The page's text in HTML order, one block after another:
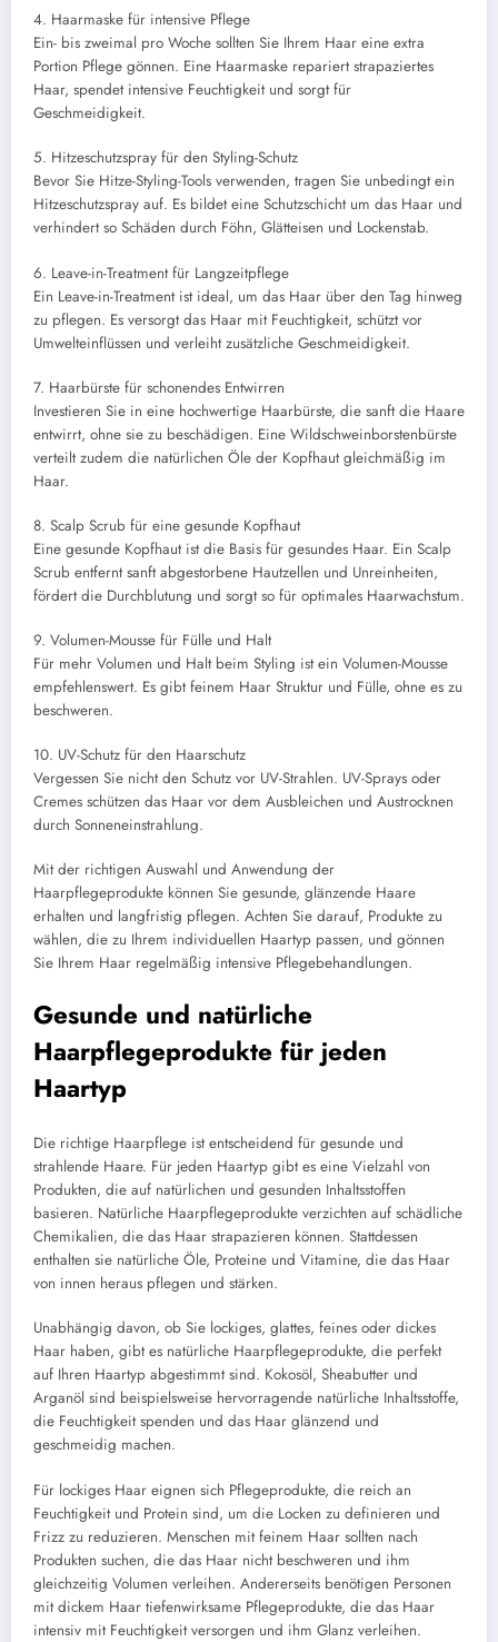
4. Haarmaske für intensive Pflege
Ein- bis zweimal pro Woche sollten Sie Ihrem Haar eine extra
Portion Pflege gönnen. Eine Haarmaske repariert strapaziertes
Haar, spendet intensive Feuchtigkeit und sorgt für
Geschmeidigkeit.
5. Hitzeschutzspray für den Styling-Schutz
Bevor Sie Hitze-Styling-Tools verwenden, tragen Sie unbedingt ein
Hitzeschutzspray auf. Es bildet eine Schutzschicht um das Haar und
verhindert so Schäden durch Föhn, Glätteisen und Lockenstab.
6. Leave-in-Treatment für Langzeitpflege
Ein Leave-in-Treatment ist ideal, um das Haar über den Tag hinweg
zu pflegen. Es versorgt das Haar mit Feuchtigkeit, schützt vor
Umwelteinflüssen und verleiht zusätzliche Geschmeidigkeit.
7. Haarbürste für schonendes Entwirren
Investieren Sie in eine hochwertige Haarbürste, die sanft die Haare
entwirrt, ohne sie zu beschädigen. Eine Wildschweinborstenbürste
verteilt zudem die natürlichen Öle der Kopfhaut gleichmäßig im
Haar.
8. Scalp Scrub für eine gesunde Kopfhaut
Eine gesunde Kopfhaut ist die Basis für gesundes Haar. Ein Scalp
Scrub entfernt sanft abgestorbene Hautzellen und Unreinheiten,
fördert die Durchblutung und sorgt so für optimales Haarwachstum.
9. Volumen-Mousse für Fülle und Halt
Für mehr Volumen und Halt beim Styling ist ein Volumen-Mousse
empfehlenswert. Es gibt feinem Haar Struktur und Fülle, ohne es zu
beschweren.
10. UV-Schutz für den Haarschutz
Vergessen Sie nicht den Schutz vor UV-Strahlen. UV-Sprays oder
Cremes schützen das Haar vor dem Ausbleichen und Austrocknen
durch Sonneneinstrahlung.
Mit der richtigen Auswahl und Anwendung der
Haarpflegeprodukte können Sie gesunde, glänzende Haare
erhalten und langfristig pflegen. Achten Sie darauf, Produkte zu
wählen, die zu Ihrem individuellen Haartyp passen, und gönnen
Sie Ihrem Haar regelmäßig intensive Pflegebehandlungen.
Gesunde und natürliche
Haarpflegeprodukte für jeden
Haartyp
Die richtige Haarpflege ist entscheidend für gesunde und
strahlende Haare. Für jeden Haartyp gibt es eine Vielzahl von
Produkten, die auf natürlichen und gesunden Inhaltsstoffen
basieren. Natürliche Haarpflegeprodukte verzichten auf schädliche
Chemikalien, die das Haar strapazieren können. Stattdessen
enthalten sie natürliche Öle, Proteine und Vitamine, die das Haar
von innen heraus pflegen und stärken.
Unabhängig davon, ob Sie lockiges, glattes, feines oder dickes
Haar haben, gibt es natürliche Haarpflegeprodukte, die perfekt
auf Ihren Haartyp abgestimmt sind. Kokosöl, Sheabutter und
Arganöl sind beispielsweise hervorragende natürliche Inhaltsstoffe,
die Feuchtigkeit spenden und das Haar glänzend und
geschmeidig machen.
Für lockiges Haar eignen sich Pflegeprodukte, die reich an
Feuchtigkeit und Protein sind, um die Locken zu definieren und
Frizz zu reduzieren. Menschen mit feinem Haar sollten nach
Produkten suchen, die das Haar nicht beschweren und ihm
gleichzeitig Volumen verleihen. Andererseits benötigen Personen
mit dickem Haar tiefenwirksame Pflegeprodukte, die das Haar
intensiv mit Feuchtigkeit versorgen und ihm Glanz verleihen.